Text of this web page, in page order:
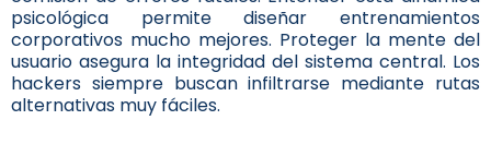
psicológica permite diseñar entrenamientos
corporativos mucho mejores. Proteger la mente del
usuario asegura la integridad del sistema central. Los
hackers siempre buscan infiltrarse mediante rutas
alternativas muy fáciles.